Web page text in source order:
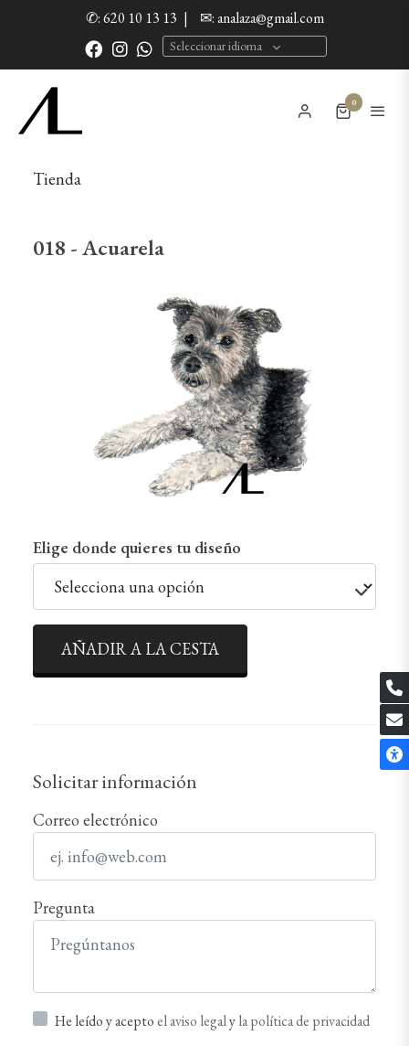
✆: 620 10 13 13 | ✉: analaza@gmail.com
Seleccionar idioma
0
Tienda
018 - Acuarela
Elige donde quieres tu diseño
AÑADIR A LA CESTA
Solicitar información
Correo electrónico
Pregunta
He leído y aceptoel aviso legalyla política de privacidad